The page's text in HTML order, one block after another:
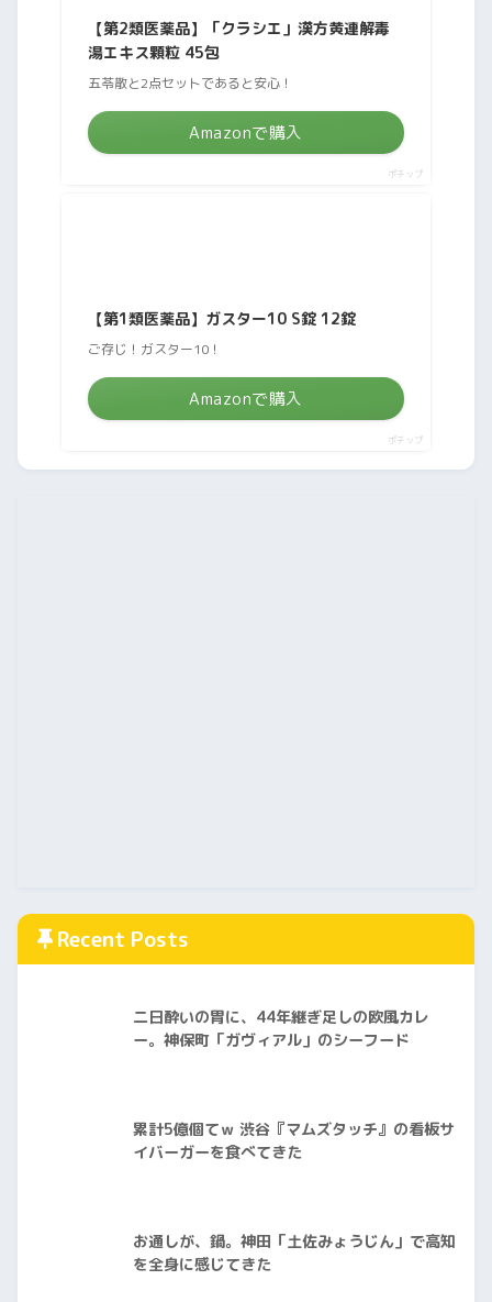
【第2類医薬品】「クラシエ」漢方黄連解毒
湯エキス顆粒 45包
五苓散と2点セットであると安心！
Amazonで購入
ポチップ
【第1類医薬品】ガスター10 S錠 12錠
ご存じ！ガスター10！
Amazonで購入
ポチップ
Recent Posts
二日酔いの胃に、44年継ぎ足しの欧風カレ
ー。神保町「ガヴィアル」のシーフード
累計5億個てｗ 渋谷『マムズタッチ』の看板サ
イバーガーを食べてきた
お通しが、鍋。神田「土佐みょうじん」で高知
を全身に感じてきた